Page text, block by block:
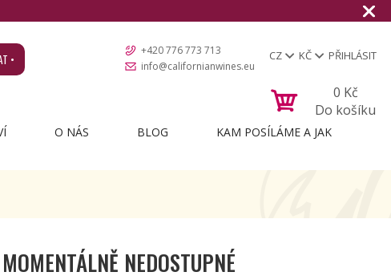
•
+420 776 773 713
info@californianwines.eu
CZ KČ PŘIHLÁSIT
0 Kč
Do košíku
O NÁS BLOG
KAM POSÍLÁME A JAK
MOMENTÁLNĚ NEDOSTUPNÉ